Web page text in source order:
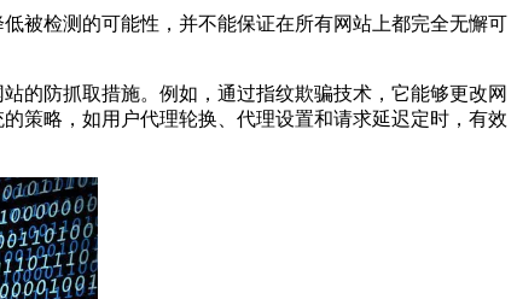
被检测的可能性，并不能保证在所有网站上都完全无懈可
防抓取措施。例如，通过指纹欺骗技术，它能够更改网
策略，如用户代理轮换、代理设置和请求延迟定时，有效